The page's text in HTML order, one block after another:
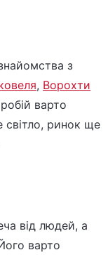
з
, Ворохти
варто
світло, ринок ще
від людей, а
варто